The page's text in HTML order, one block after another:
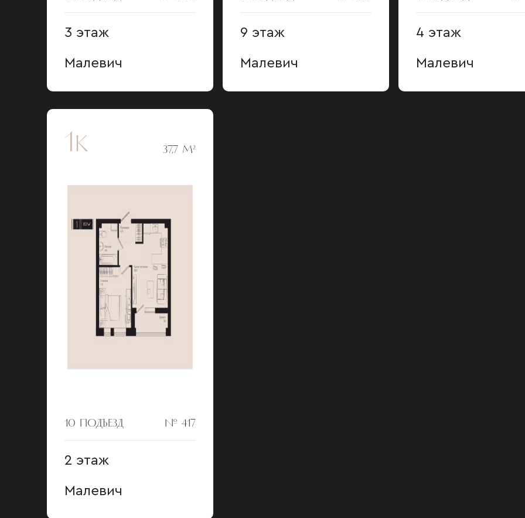
3 этаж
Малевич
9 этаж
Малевич
4 этаж
Малевич
1к 37,7 М²
10 ПОДЪЕЗД № 417
2 этаж
Малевич